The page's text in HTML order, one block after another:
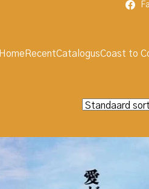
Home RecentCatalogusCoast to